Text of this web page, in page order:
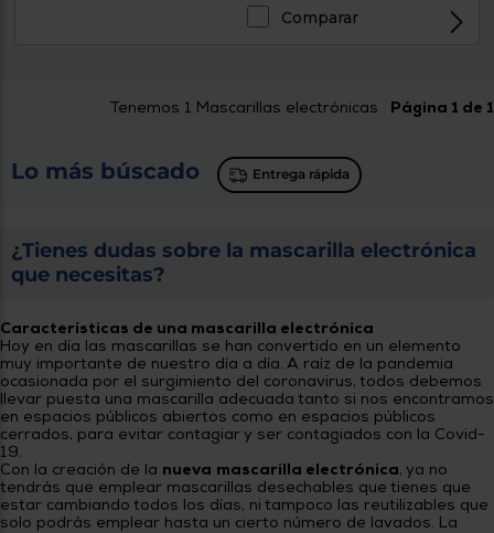
pedimos
tu
Productos
con
entrega
horasy/o
los más
cercanos
Priorizamos
la entrega
con
nuestros
propios
instaladores
Te
mostramos
tu tienda
Comparar
Tenemos 1 Mascarillas electrónicas . Página 1 de 1
Lo más búscado Entrega rápida
¿Tienes dudas sobre la mascarilla electrónica
que necesitas?
Características de una mascarilla electrónica
Hoy en día las mascarillas se han convertido en un elemento
muy importante de nuestro día a día. A raíz de la pandemia
ocasionada por el surgimiento del coronavirus, todos debemos
llevar puesta una mascarilla adecuada tanto si nos encontramos
en espacios públicos abiertos como en espacios públicos
cerrados, para evitar contagiar y ser contagiados con la Covid-
19.
Con la creación de la nueva mascarilla electrónica, ya no
tendrás que emplear mascarillas desechables que tienes que
estar cambiando todos los días, ni tampoco las reutilizables que
solo podrás emplear hasta un cierto número de lavados. La